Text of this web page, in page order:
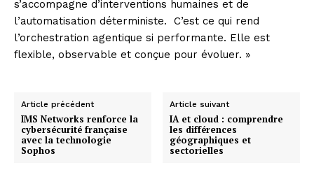
s’accompagne d’interventions humaines et de
l’automatisation déterministe. C’est ce qui rend
l’orchestration agentique si performante. Elle est
flexible, observable et conçue pour évoluer. »
Article précédent
IMS Networks renforce la
cybersécurité française
avec la technologie
Sophos
Article suivant
IA et cloud : comprendre
les différences
géographiques et
sectorielles